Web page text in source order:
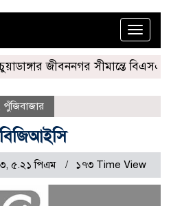
Toggle
জীবননগর সীমান্তে বিএসএফের
পুঁজিবাজার
বিজিআইসি
৫.২১ পিএম ১৭৩ Time View